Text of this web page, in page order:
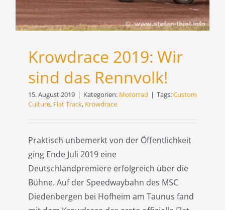
Krowdrace 2019: Wir
sind das Rennvolk!
15. August 2019 | Kategorien: Motorrad | Tags:Custom
Culture, Flat Track, Krowdrace
Praktisch unbemerkt von der Öffentlichkeit
ging Ende Juli 2019 eine
Deutschlandpremiere erfolgreich über die
Bühne. Auf der Speedwaybahn des MSC
Diedenbergen bei Hofheim am Taunus fand